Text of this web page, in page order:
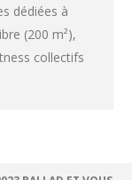
dédiées à
(200 m²),
collectifs